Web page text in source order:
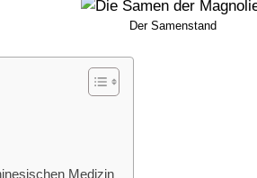
Der Samenstand
Medizin